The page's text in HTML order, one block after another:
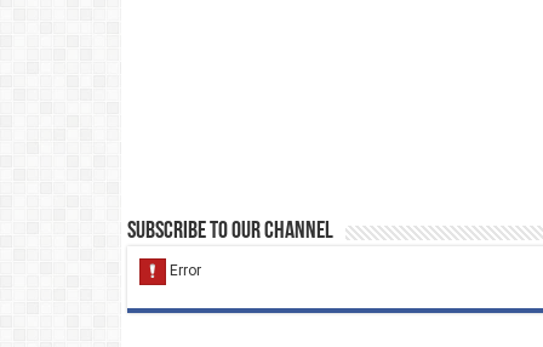
Subscribe to our Channel